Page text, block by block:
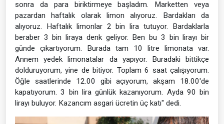
sonra da para biriktirmeye başladım. Marketten veya
pazardan haftalık olarak limon alıyoruz. Bardakları da
alıyoruz. Haftalık limonlar 2 bin lira tutuyor. Bardaklarla
beraber 3 bin liraya denk geliyor. Ben bu 3 bin lirayı bir
günde çıkartıyorum. Burada tam 10 litre limonata var.
Annem yedek limonatalar da yapıyor. Buradaki bittikçe
dolduruyorum, yine de bitiyor. Toplam 6 saat çalışıyorum.
Öğle saatlerinde 12.00 gibi açıyorum, akşam 18.00'de
kapatıyorum. 3 bin lira günlük kazanıyorum. Ayda 90 bin
lirayı buluyor. Kazancım asgari ücretin üç katı" dedi.